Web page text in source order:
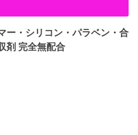
ー・シリコン・パラベン・合
剤 完全無配合